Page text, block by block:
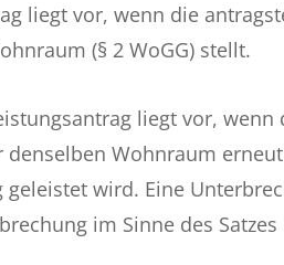
liegt vor, wenn die
(§ 2 WoGG) stellt.
liegt vor,
denselben Wohnraum
geleistet wird. Eine
im Sinne des Satzes